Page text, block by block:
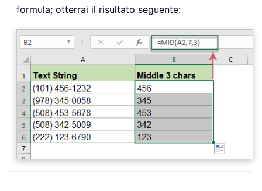
formula; otterrai il risultato seguente: